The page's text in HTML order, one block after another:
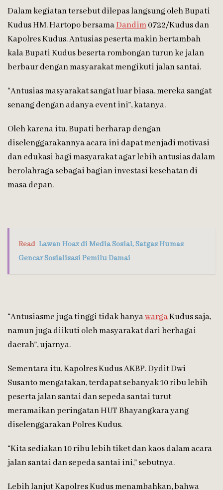
Dalam kegiatan tersebut dilepas langsung oleh Bupati
Kudus HM. Hartopo bersamaDandim0722/Kudus dan
Kapolres Kudus. Antusias peserta makin bertambah
kala Bupati Kudus beserta rombongan turun ke jalan
berbaur dengan masyarakat mengikuti jalan santai.
“Antusias masyarakat sangat luar biasa, mereka sangat
senang dengan adanya event ini”, katanya.
Oleh karena itu, Bupati berharap dengan
diselenggarakannya acara ini dapat menjadi motivasi
dan edukasi bagi masyarakat agar lebih antusias dalam
berolahraga sebagai bagian investasi kesehatan di
masa depan.
Read Lawan Hoax di Media Sosial, Satgas Humas
Gencar Sosialisasi Pemilu Damai
“Antusiasme juga tinggi tidak hanyawargaKudus saja,
namun juga diikuti oleh masyarakat dari berbagai
daerah”, ujarnya.
Sementara itu, Kapolres Kudus AKBP. Dydit Dwi
Susanto mengatakan, terdapat sebanyak 10 ribu lebih
peserta jalan santai dan sepeda santai turut
meramaikan peringatan HUT Bhayangkara yang
diselenggarakan Polres Kudus.
“Kita sediakan 10 ribu lebih tiket dan kaos dalam acara
jalan santai dan sepeda santai ini,” sebutnya.
Lebih lanjut Kapolres Kudus menambahkan, bahwa